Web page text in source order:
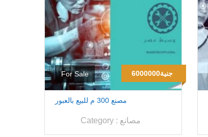
For Sale 6000000جنية
مصنع 300 م للبيع بالعبور
Category : مصانع